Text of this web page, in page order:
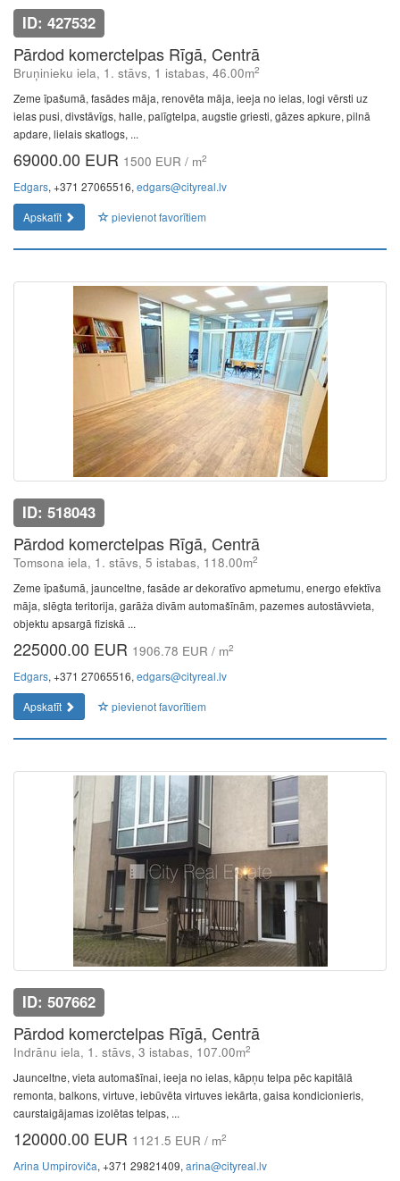
ID: 427532
Pārdod komerctelpas Rīgā, Centrā
Bruņinieku iela, 1. stāvs, 1 istabas, 46.00m2
Zeme īpašumā, fasādes māja, renovēta māja, ieeja no ielas, logi vērsti uz
ielas pusi, divstāvīgs, halle, palīgtelpa, augstie griesti, gāzes apkure, pilnā
apdare, lielais skatlogs, ...
69000.00 EUR 1500 EUR / m2
Edgars, +371 27065516, edgars@cityreal.lv
Apskatīt
pievienot favorītiem
ID: 518043
Pārdod komerctelpas Rīgā, Centrā
Tomsona iela, 1. stāvs, 5 istabas, 118.00m2
Zeme īpašumā, jaunceltne, fasāde ar dekoratīvo apmetumu, energo efektīva
māja, slēgta teritorija, garāža divām automašīnām, pazemes autostāvvieta,
objektu apsargā fiziskā ...
225000.00 EUR 1906.78 EUR / m2
Edgars, +371 27065516, edgars@cityreal.lv
Apskatīt
pievienot favorītiem
ID: 507662
Pārdod komerctelpas Rīgā, Centrā
Indrānu iela, 1. stāvs, 3 istabas, 107.00m2
Jaunceltne, vieta automašīnai, ieeja no ielas, kāpņu telpa pēc kapitālā
remonta, balkons, virtuve, iebūvēta virtuves iekārta, gaisa kondicionieris,
caurstaigājamas izolētas telpas, ...
120000.00 EUR 1121.5 EUR / m2
Arina Umpiroviča, +371 29821409, arina@cityreal.lv